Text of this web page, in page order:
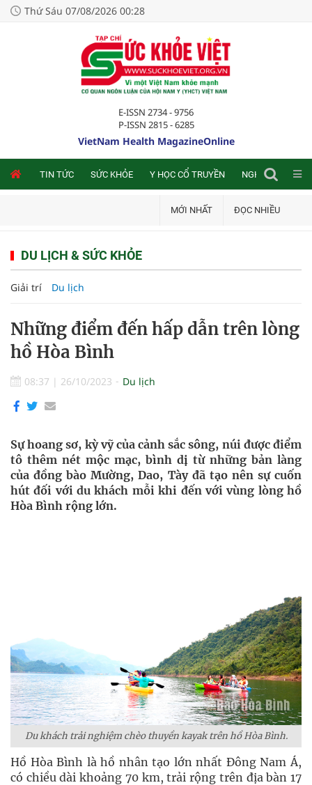
Thứ Sáu 07/08/2026 00:28
E-ISSN 2734 - 9756
P-ISSN 2815 - 6285
VietNam Health MagazineOnline
TIN TỨC SỨC KHỎE Y HỌC CỔ TRUYỀN NGHIÊN CỨU
MỚI NHẤT ĐỌC NHIỀU
DU LỊCH & SỨC KHỎE
Giải trí Du lịch
Những điểm đến hấp dẫn trên lòng
hồ Hòa Bình
08:37 | 26/10/2023 Du lịch
Sự hoang sơ, kỳ vỹ của cảnh sắc sông, núi được điểm
tô thêm nét mộc mạc, bình dị từ những bản làng
của đồng bào Mường, Dao, Tày đã tạo nên sự cuốn
hút đối với du khách mỗi khi đến với vùng lòng hồ
Hòa Bình rộng lớn.
Du khách trải nghiệm chèo thuyền kayak trên hồ Hòa Bình.
Hồ Hòa Bình là hồ nhân tạo lớn nhất Đông Nam Á,
có chiều dài khoảng 70 km, trải rộng trên địa bàn 17